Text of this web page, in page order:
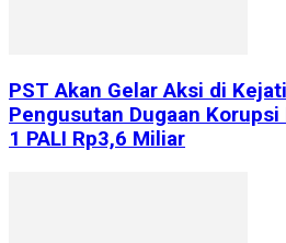
PST Akan Gelar Aksi di
Pengusutan Dugaan
1 PALI Rp3,6 Miliar